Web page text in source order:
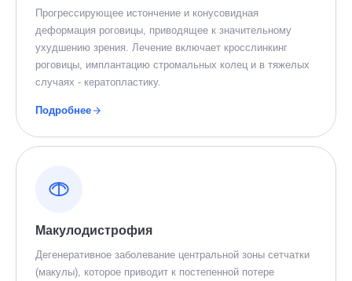
Прогрессирующее истончение и конусовидная
деформация роговицы, приводящее к значительному
ухудшению зрения. Лечение включает кросслинкинг
роговицы, имплантацию стромальных колец и в тяжелых
случаях - кератопластику.
Подробнее
Макулодистрофия
Дегенеративное заболевание центральной зоны сетчатки
(макулы), которое приводит к постепенной потере